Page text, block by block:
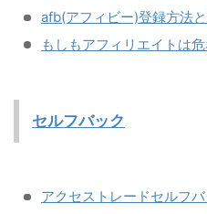
afb(アフィビー)登録方法
もしもアフィリエイトは危
セルフバック
アクセストレードセルフ